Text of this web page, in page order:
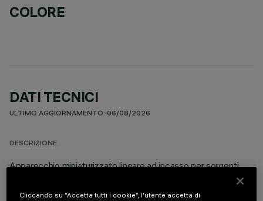
COLORE
DATI TECNICI
ULTIMO AGGIORNAMENTO: 06/08/2026
DESCRIZIONE
Apparecchio miniaturizzato lineare ad incasso per sorgenti
LED. Sistema ottico asimmetrico specializzato per ottenere
una efficace distribuzione sulla parete, evitando zone d’ombra
Cliccando su “Accetta tutti i cookie”, l'utente accetta di